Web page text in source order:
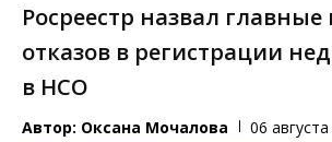
Росреестр назвал
отказов в регистрации
в НСО
Автор: Оксана Мочалова 06